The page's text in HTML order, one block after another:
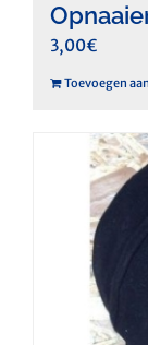
3,00€
Toevoegen